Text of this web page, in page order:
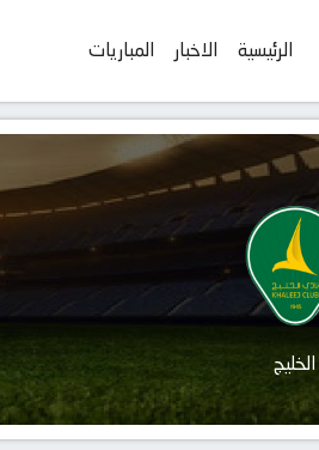
الرئيسية الاخبار المباريات
الخليج